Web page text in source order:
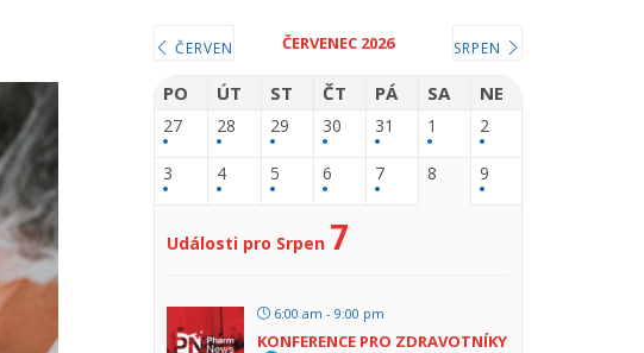
ČERVEN ČERVENEC 2026 SRPEN
PO ÚT ST ČT PÁ SA NE
27 28 29 30 31 1 2
3 4 5 6 7 8 9
Události pro Srpen 7
6:00 am - 9:00 pm
KONFERENCE PRO ZDRAVOTNÍKY